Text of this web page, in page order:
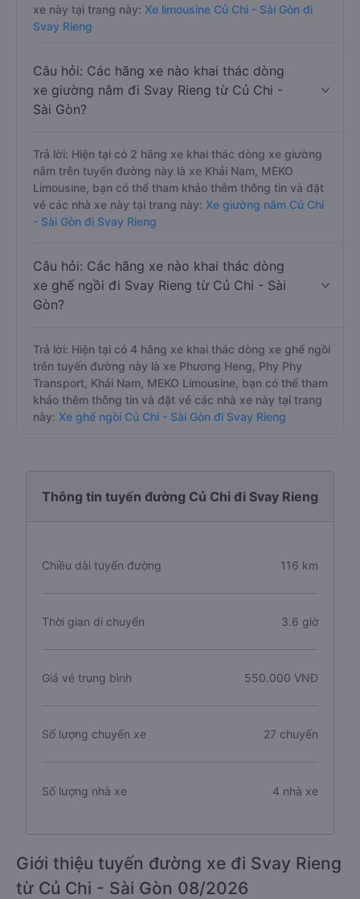
xe này tại trang này: Xe limousine Củ Chi - Sài Gòn đi
Svay Rieng
Câu hỏi: Các hãng xe nào khai thác dòng
xe giường nằm đi Svay Rieng từ Củ Chi -
Sài Gòn?
Trả lời: Hiện tại có 2 hãng xe khai thác dòng xe giường
nằm trên tuyến đường này là xe Khải Nam, MEKO
Limousine, bạn có thể tham khảo thêm thông tin và đặt
vé các nhà xe này tại trang này: Xe giường nằm Củ Chi
- Sài Gòn đi Svay Rieng
Câu hỏi: Các hãng xe nào khai thác dòng
xe ghế ngồi đi Svay Rieng từ Củ Chi - Sài
Gòn?
Trả lời: Hiện tại có 4 hãng xe khai thác dòng xe ghế ngồi
trên tuyến đường này là xe Phương Heng, Phy Phy
Transport, Khải Nam, MEKO Limousine, bạn có thể tham
khảo thêm thông tin và đặt vé các nhà xe này tại trang
này: Xe ghế ngồi Củ Chi - Sài Gòn đi Svay Rieng
Thông tin tuyến đường Củ Chi đi Svay Rieng
Chiều dài tuyến đường 116 km
Thời gian di chuyển 3.6 giờ
Giá vé trung bình 550.000 VNĐ
Số lượng chuyến xe 27 chuyến
Số lượng nhà xe 4 nhà xe
Giới thiệu tuyến đường xe đi Svay Rieng
từ Củ Chi - Sài Gòn 08/2026